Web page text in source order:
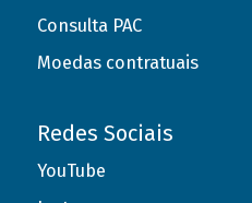
Consulta PAC
Moedas contratuais
Redes Sociais
YouTube